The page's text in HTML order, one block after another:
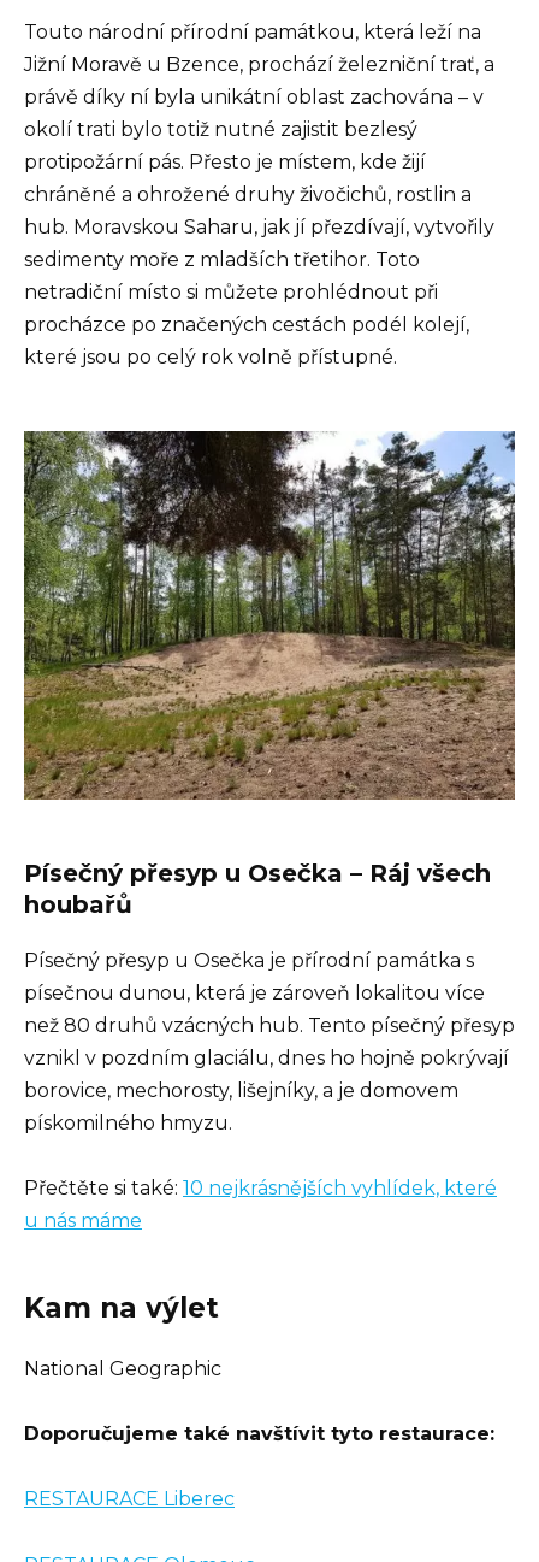
Touto národní přírodní památkou, která leží na
Jižní Moravě u Bzence, prochází železniční trať, a
právě díky ní byla unikátní oblast zachována – v
okolí trati bylo totiž nutné zajistit bezlesý
protipožární pás. Přesto je místem, kde žijí
chráněné a ohrožené druhy živočichů, rostlin a
hub. Moravskou Saharu, jak jí přezdívají, vytvořily
sedimenty moře z mladších třetihor. Toto
netradiční místo si můžete prohlédnout při
procházce po značených cestách podél kolejí,
které jsou po celý rok volně přístupné.
Písečný přesyp u Osečka – Ráj všech
houbařů
Písečný přesyp u Osečka je přírodní památka s
písečnou dunou, která je zároveň lokalitou více
než 80 druhů vzácných hub. Tento písečný přesyp
vznikl v pozdním glaciálu, dnes ho hojně pokrývají
borovice, mechorosty, lišejníky, a je domovem
pískomilného hmyzu.
Přečtěte si také: 10 nejkrásnějších vyhlídek, které
u nás máme
Kam na výlet
National Geographic
Doporučujeme také navštívit tyto restaurace:
RESTAURACE Liberec